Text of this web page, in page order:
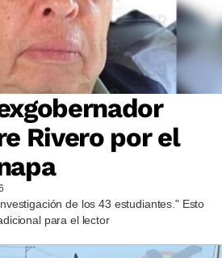
Rivero por el
de los 43 estudiantes." Esto
para el lector